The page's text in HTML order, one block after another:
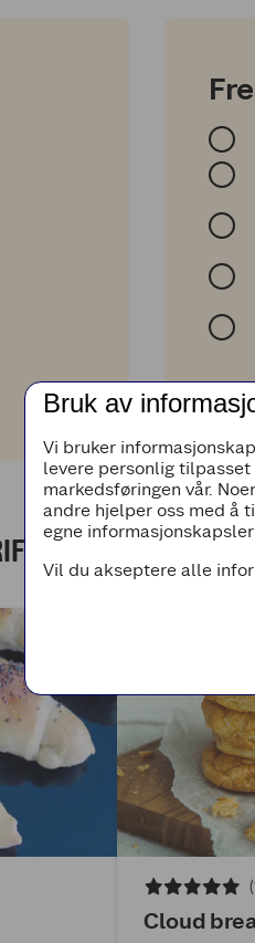
Cloud
Bruk av
Vi bruker
levere personlig
markedsføringen vår.
andre hjelper oss med å
egne
Vil du akseptere alle